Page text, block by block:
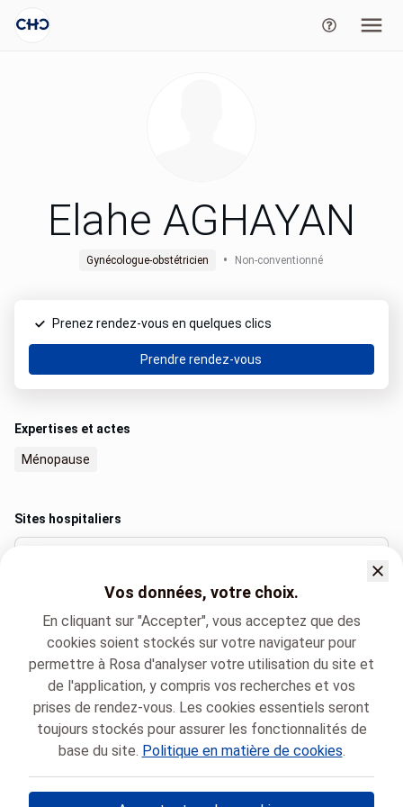
Elahe AGHAYAN
Gynécologue-obstétricien • Non-conventionné
Expertises et actes
Ménopause
Sites hospitaliers
Bd Patience et Beaujonc 2, Liège
+32 4 355 50 10
Langues parlées
Français (Français)
Prenez rendez-vous en quelques clics
Prendre rendez-vous
Vos données, votre choix.
En cliquant sur "Accepter", vous acceptez que des
cookies soient stockés sur votre navigateur pour
permettre à Rosa d'analyser votre utilisation du site et
de l'application, y compris vos recherches et vos
prises de rendez-vous. Les cookies essentiels seront
toujours stockés pour assurer les fonctionnalités de
base du site. Politique en matière de cookies.